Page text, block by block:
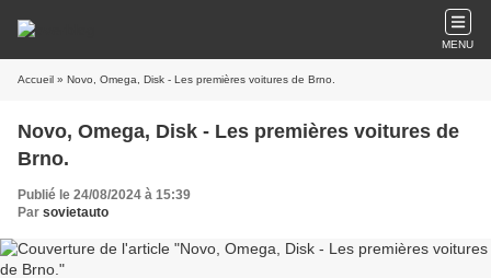
MENU
Accueil » Novo, Omega, Disk - Les premières voitures de Brno.
Novo, Omega, Disk - Les premières voitures de
Brno.
Publié le 24/08/2024 à 15:39
Par sovietauto